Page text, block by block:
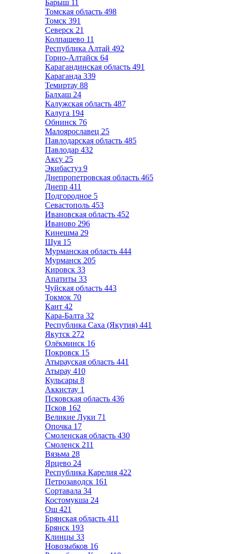
Барыш 11
Томская область 498
Томск 391
Северск 21
Колпашево 11
Республика Алтай 492
Горно-Алтайск 64
Карагандинская область 491
Караганда 339
Темиртау 88
Балхаш 24
Калужская область 487
Калуга 194
Обнинск 76
Малоярославец 25
Павлодарская область 485
Павлодар 432
Аксу 25
Экибастуз 9
Днепропетровская область 465
Днепр 411
Подгородное 5
Севастополь 453
Ивановская область 452
Иваново 296
Кинешма 29
Шуя 15
Мурманская область 444
Мурманск 205
Кировск 33
Апатиты 33
Чуйская область 443
Токмок 70
Кант 42
Кара-Балта 32
Республика Саха (Якутия) 441
Якутск 272
Олёкминск 16
Покровск 15
Атырауская область 441
Атырау 410
Кульсары 8
Аккистау 1
Псковская область 436
Псков 162
Великие Луки 71
Опочка 17
Смоленская область 430
Смоленск 211
Вязьма 28
Ярцево 24
Республика Карелия 422
Петрозаводск 161
Сортавала 34
Костомукша 24
Ош 421
Брянская область 411
Брянск 193
Клинцы 33
Новозыбков 16